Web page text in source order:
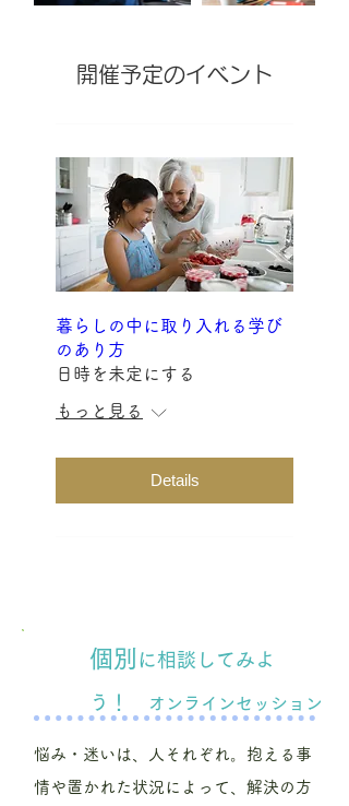
開催予定のイベント
暮らしの中に取り入れる学び
のあり方
日時を未定にする
もっと見る
Details
個別 に相談してみよ
う！ オンラインセッション
悩み・迷いは、人それぞれ。抱える事
情や置かれた状況によって、解決の方